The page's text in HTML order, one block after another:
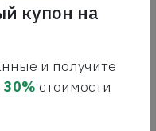
Солнцезащитные очки
купон на
и получите
30% стоимости